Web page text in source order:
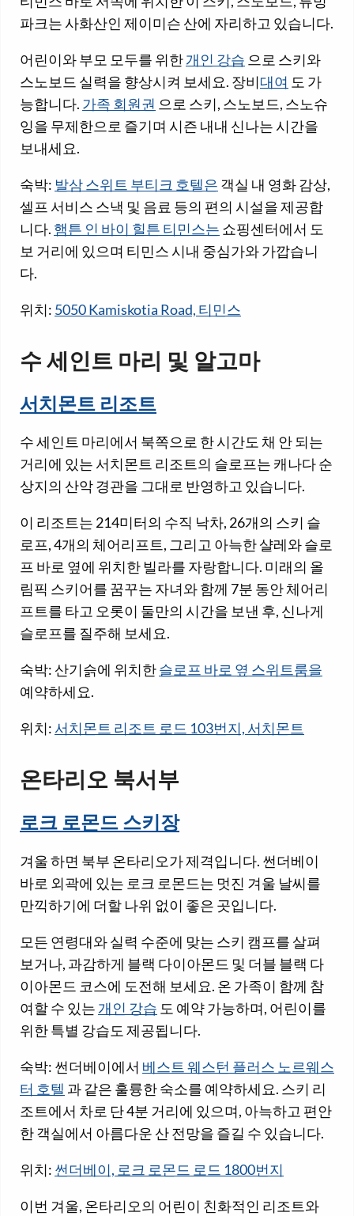
파크는 사화산인 제이미슨 산에 자리하고 있습니다.
어린이와 부모 모두를 위한개인 강습 으로 스키와
스노보드 실력을 향상시켜 보세요. 장비대여 도 가
능합니다. 가족 회원권 으로 스키, 스노보드, 스노슈
잉을 무제한으로 즐기며 시즌 내내 신나는 시간을
보내세요.
숙박: 발삼 스위트 부티크 호텔은 객실 내 영화 감상,
셀프 서비스 스낵 및 음료 등의 편의 시설을 제공합
니다. 햄튼 인 바이 힐튼 티민스는 쇼핑센터에서 도
보 거리에 있으며 티민스 시내 중심가와 가깝습니
다.
위치: 5050 Kamiskotia Road, 티민스
수 세인트 마리 및 알고마
서치몬트 리조트
수 세인트 마리에서 북쪽으로 한 시간도 채 안 되는
거리에 있는 서치몬트 리조트의 슬로프는 캐나다 순
상지의 산악 경관을 그대로 반영하고 있습니다.
이 리조트는 214미터의 수직 낙차, 26개의 스키 슬
로프, 4개의 체어리프트, 그리고 아늑한 샬레와 슬로
프 바로 옆에 위치한 빌라를 자랑합니다. 미래의 올
림픽 스키어를 꿈꾸는 자녀와 함께 7분 동안 체어리
프트를 타고 오롯이 둘만의 시간을 보낸 후, 신나게
슬로프를 질주해 보세요.
숙박: 산기슭에 위치한슬로프 바로 옆 스위트룸을
예약하세요.
위치: 서치몬트 리조트 로드 103번지, 서치몬트
온타리오 북서부
로크 로몬드 스키장
겨울 하면 북부 온타리오가 제격입니다. 썬더베이
바로 외곽에 있는 로크 로몬드는 멋진 겨울 날씨를
만끽하기에 더할 나위 없이 좋은 곳입니다.
모든 연령대와 실력 수준에 맞는 스키 캠프를 살펴
보거나, 과감하게 블랙 다이아몬드 및 더블 블랙 다
이아몬드 코스에 도전해 보세요. 온 가족이 함께 참
여할 수 있는개인 강습 도 예약 가능하며, 어린이를
위한 특별 강습도 제공됩니다.
숙박: 썬더베이에서 베스트 웨스턴 플러스 노르웨스
터 호텔 과 같은 훌륭한 숙소를 예약하세요. 스키 리
조트에서 차로 단 4분 거리에 있으며, 아늑하고 편안
한 객실에서 아름다운 산 전망을 즐길 수 있습니다.
위치: 썬더베이, 로크 로몬드 로드 1800번지
이번 겨울, 온타리오의 어린이 친화적인 리조트와